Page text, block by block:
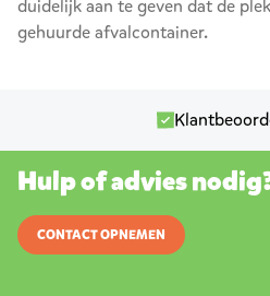
duidelijk aan te geven dat de
gehuurde afvalcontainer.
Hulp of advies
CONTACT OPNEMEN